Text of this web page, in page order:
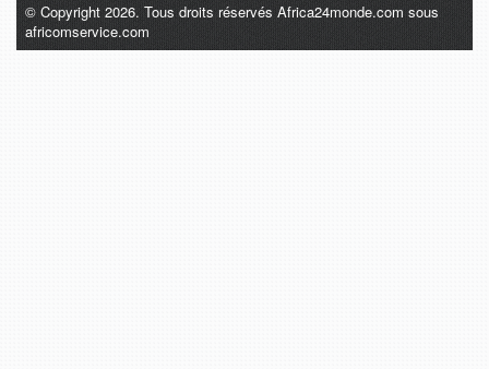
© Copyright 2026. Tous droits réservés Africa24monde.com sous
africomservice.com